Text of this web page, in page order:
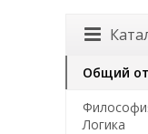
Общий
Логика